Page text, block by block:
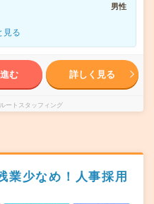
男性
見る
む 詳しく見る
ートスタッフィング
業少なめ！人事採用